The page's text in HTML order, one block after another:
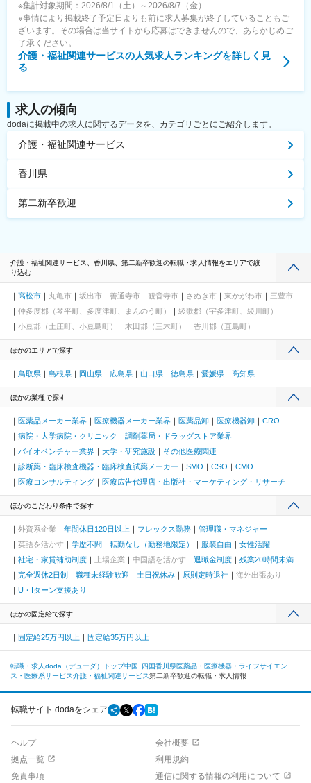
※集計対象期間：2026/8/1（土）～2026/8/7（金）
※事情により掲載終了予定日よりも前に求人募集が終了していることもご
ざいます。その場合は当サイトから応募はできませんので、あらかじめご
了承ください。
介護・福祉関連サービスの人気求人ランキングを詳しく見
る
求人の傾向
dodaに掲載中の求人に関するデータを、カテゴリごとにご紹介します。
介護・福祉関連サービス
香川県
第二新卒歓迎
介護・福祉関連サービス、香川県、第二新卒歓迎の転職・求人情報をエリアで絞
り込む
高松市 丸亀市 坂出市 善通寺市 観音寺市 さぬき市 東かがわ市
三豊市
仲多度郡（琴平町、多度津町、まんのう町）
綾歌郡（宇多津町、綾川町）
小豆郡（土庄町、小豆島町）
木田郡（三木町） 香川郡（直島町）
ほかのエリアで探す
鳥取県 島根県 岡山県 広島県 山口県 徳島県 愛媛県 高知県
ほかの業種で探す
医薬品メーカー業界 医療機器メーカー業界 医薬品卸 医療機器卸
CRO
病院・大学病院・クリニック
調剤薬局・ドラッグストア業界
バイオベンチャー業界
大学・研究施設
その他医療関連
診断薬・臨床検査機器・臨床検査試薬メーカー
SMO CSO
CMO
医療コンサルティング
医療広告代理店・出版社・マーケティング・リサーチ
ほかのこだわり条件で探す
外資系企業 年間休日120日以上 フレックス勤務
管理職・マネジャー
英語を活かす
学歴不問 転勤なし（勤務地限定） 服装自由
女性活躍
社宅・家賃補助制度
上場企業 中国語を活かす 退職金制度
残業20時間未満
完全週休2日制
職種未経験歓迎 土日祝休み 原則定時退社
海外出張あり
U・Iターン支援あり
ほかの固定給で探す
固定給25万円以上 固定給35万円以上
転職・求人doda（デューダ）トップ中国･四国香川県医薬品・医療機器・ライフサイエン
ス・医療系サービス介護・福祉関連サービス第二新卒歓迎の転職・求人情報
転職サイト dodaをシェア
ヘルプ
会社概要
拠点一覧
利用規約
免責事項
通信に関する情報の利用について